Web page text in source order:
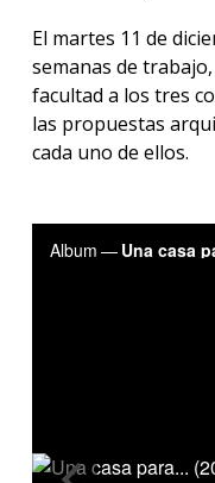
El martes 11 de
semanas de
facultad a los tres
las propuestas
cada uno de ellos.